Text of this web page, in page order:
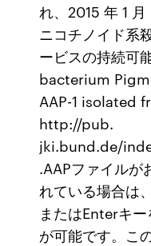
れ、2015 年 1
ニコチノイド系
ービスの持続可
bacterium
AAP-1 isolated
http://pub.
jki.bund.de/
.AAPファイルが
れている場合は
またはEnterキ
が可能です。こ